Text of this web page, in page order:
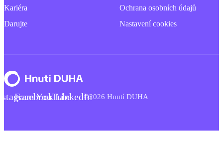
Kariéra
Darujte
Ochrana osobních údajů
Nastavení cookies
FacebookYouTubeLinkedIn©2026 Hnutí DUHA